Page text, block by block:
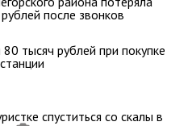
после звонков
тысяч рублей при покупке
спуститься со скалы в